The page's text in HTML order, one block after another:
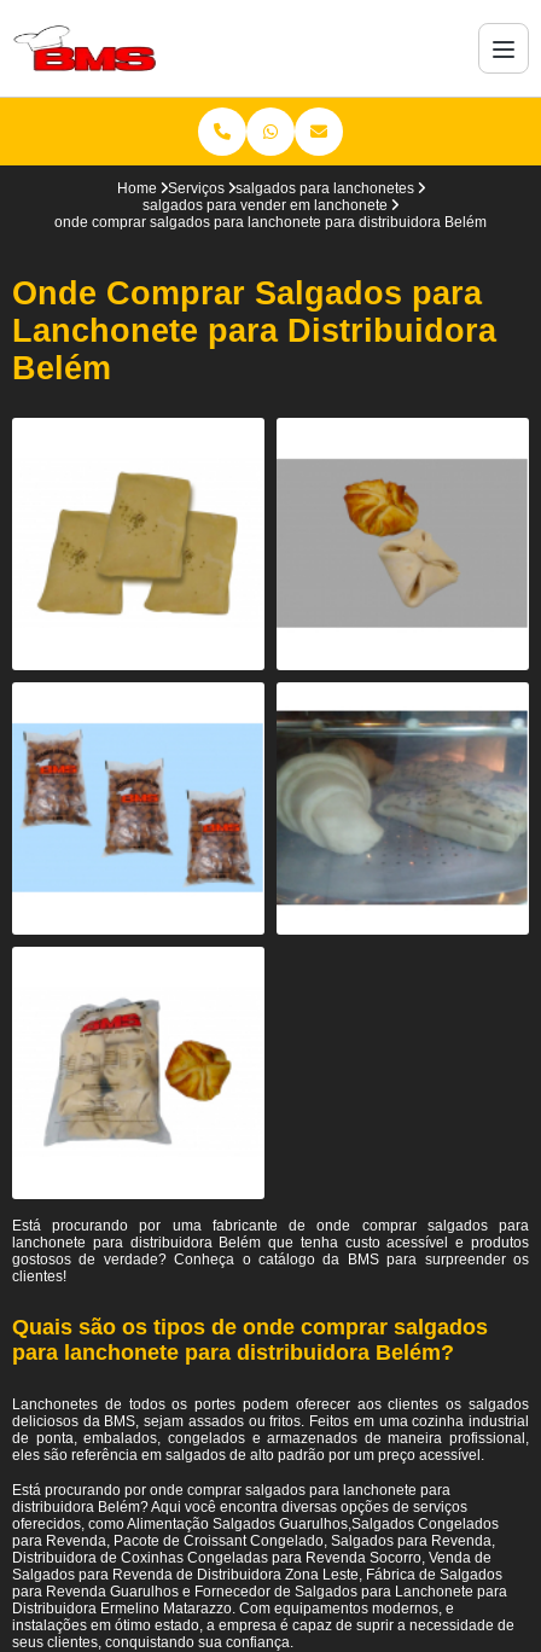
Home Serviços
salgados para lanchonetes
salgados para vender em lanchonete
onde comprar salgados para lanchonete para distribuidora Belém
Onde Comprar Salgados para
Lanchonete para Distribuidora
Belém
Está procurando por uma fabricante de onde comprar salgados para
lanchonete para distribuidora Belém que tenha custo acessível e produtos
gostosos de verdade? Conheça o catálogo da BMS para surpreender os
clientes!
Quais são os tipos de onde comprar salgados
para lanchonete para distribuidora Belém?
Lanchonetes de todos os portes podem oferecer aos clientes os salgados
deliciosos da BMS, sejam assados ou fritos. Feitos em uma cozinha industrial
de ponta, embalados, congelados e armazenados de maneira profissional,
eles são referência em salgados de alto padrão por um preço acessível.
Está procurando por onde comprar salgados para lanchonete para
distribuidora Belém? Aqui você encontra diversas opções de serviços
oferecidos, como Alimentação Salgados Guarulhos,Salgados Congelados
para Revenda, Pacote de Croissant Congelado, Salgados para Revenda,
Distribuidora de Coxinhas Congeladas para Revenda Socorro, Venda de
Salgados para Revenda de Distribuidora Zona Leste, Fábrica de Salgados
para Revenda Guarulhos e Fornecedor de Salgados para Lanchonete para
Distribuidora Ermelino Matarazzo. Com equipamentos modernos, e
instalações em ótimo estado, a empresa é capaz de suprir a necessidade de
seus clientes, conquistando sua confiança.